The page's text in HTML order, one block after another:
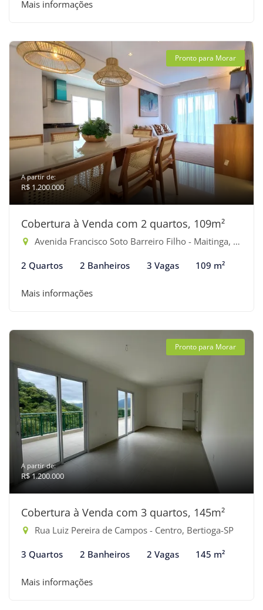
Mais informações
Pronto para Morar
A partir de:
R$ 1.200.000
Cobertura à Venda com 2 quartos, 109m²
Avenida Francisco Soto Barreiro Filho - Maitinga, Bertioga-SP
2 Quartos 2 Banheiros 3 Vagas 109 m²
Mais informações
Pronto para Morar
A partir de:
R$ 1.200.000
Cobertura à Venda com 3 quartos, 145m²
Rua Luiz Pereira de Campos - Centro, Bertioga-SP
3 Quartos 2 Banheiros 2 Vagas 145 m²
Mais informações